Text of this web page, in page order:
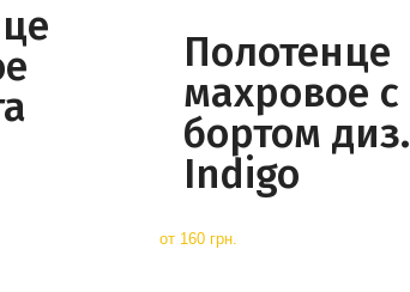
Полотенце
махровое с
бортом
Indigo
от 160 грн.